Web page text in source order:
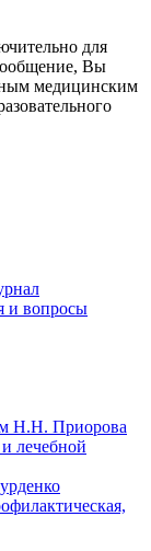
для
Вы
медицинским
и вопросы
Н.Н. Приорова
лечебной